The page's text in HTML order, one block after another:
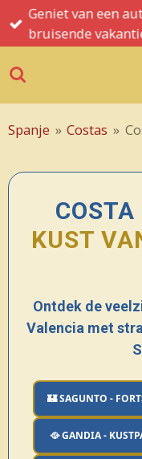
Ga
direct
de
Geniet van een
bruisende
Spanje » Costas »
KUST
Ontdek de
Valencia met
🏰 SAGUNTO -
🥘 GANDIA -